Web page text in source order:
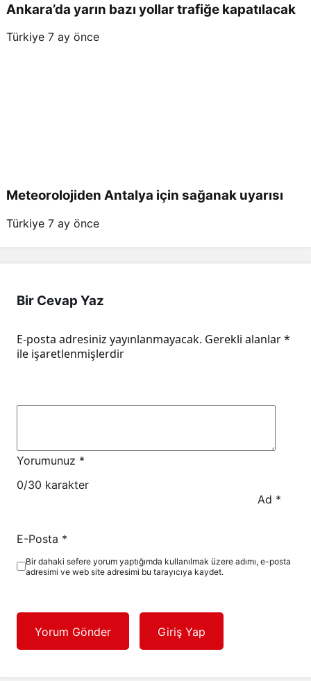
Ankara’da yarın bazı yollar trafiğe kapatılacak
Türkiye 7 ay önce
Meteorolojiden Antalya için sağanak uyarısı
Türkiye 7 ay önce
Bir Cevap Yaz
E-posta adresiniz yayınlanmayacak. Gerekli alanlar*
ile işaretlenmişlerdir
Yorumunuz *
0/30 karakter
Ad *
E-Posta *
Bir dahaki sefere yorum yaptığımda kullanılmak üzere adımı, e-posta
adresimi ve web site adresimi bu tarayıcıya kaydet.
Yorum Gönder Giriş Yap